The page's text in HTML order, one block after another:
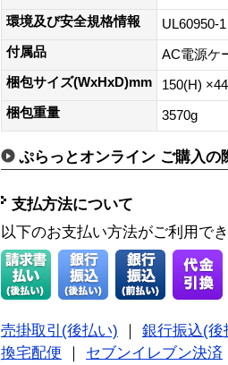
環境及び安全規格情報
UL60950-
付属品
AC電源ケ
梱包サイズ(WxHxD)mm
150(H)
梱包重量
3570g
ぷらっとオンライン ご購入の
支払方法について
以下のお支払い方法がご利用で
売掛取引(後払い) ｜ 銀行振込(後
換宅配便 ｜ セブンイレブン決済